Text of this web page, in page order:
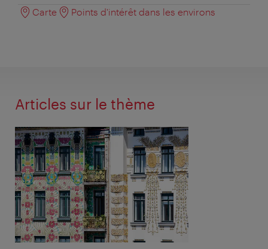
Carte Points d'intérêt dans les environs
Articles sur le thème